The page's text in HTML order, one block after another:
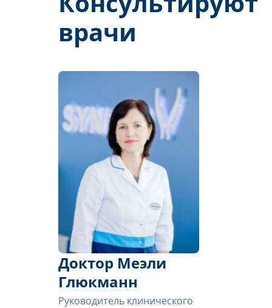
врачи
Доктор Меэли
Глюкманн
Руководитель клинического